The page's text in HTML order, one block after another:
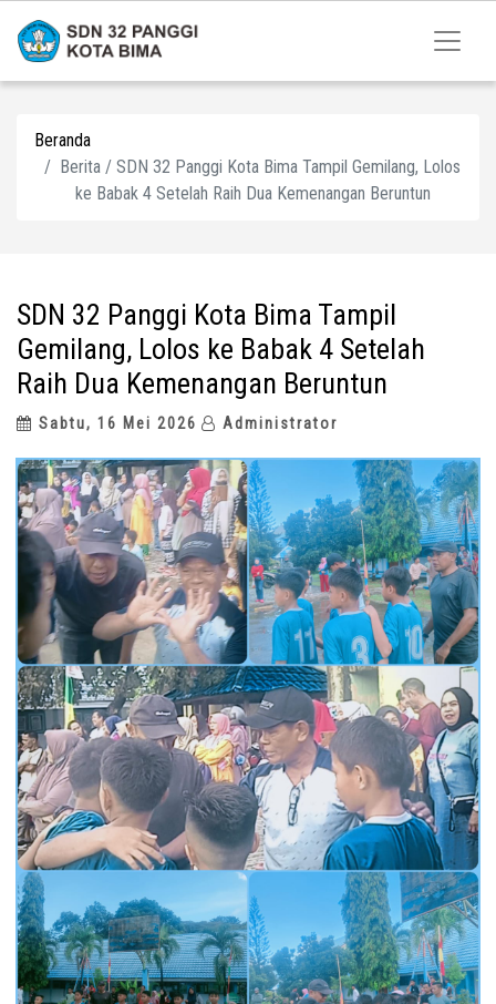
Beranda
Berita / SDN 32 Panggi Kota Bima Tampil Gemilang, Lolos
ke Babak 4 Setelah Raih Dua Kemenangan Beruntun
SDN 32 Panggi Kota Bima Tampil
Gemilang, Lolos ke Babak 4 Setelah
Raih Dua Kemenangan Beruntun
Sabtu, 16 Mei 2026 Administrator